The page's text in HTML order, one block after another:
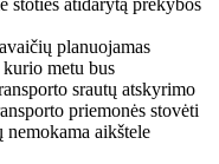
planuojamas
metu bus
srautų atskyrimo
priemonės stovėti
nemokama aikštele